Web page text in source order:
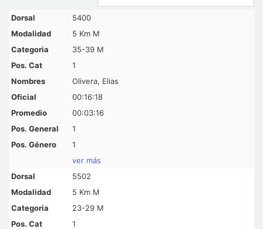
5400
5 Km M
35-39 M
1
Olivera, Elias
00:16:18
00:03:16
1
1
ver más
5502
5 Km M
23-29 M
1